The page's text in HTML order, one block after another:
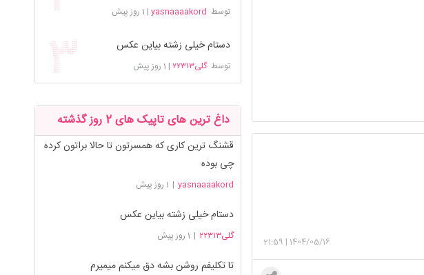
1404/05/16
|
21:59
توسط yasnaaaakord
| 1 روز پیش
دستام خیلی زشته بیاین عکس
توسطگلی۲۲۳۱۳ | 1 روز پیش
داغ ترین های تاپیک های 2 روز گذشته
قشنگ ترین کاری که همسرتون تا حالا براتون کرده
چی بوده
yasnaaaakord
| 1 روز پیش
دستام خیلی زشته بیاین عکس
گلی۲۲۳۱۳ | 1 روز پیش
تا تکلیفم روشن بشه دق میکنم میمیرم